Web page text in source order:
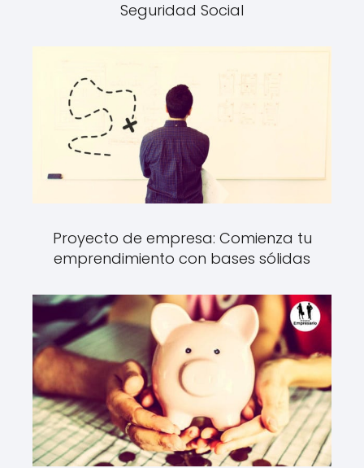
Seguridad Social
Proyecto de empresa: Comienza tu
emprendimiento con bases sólidas